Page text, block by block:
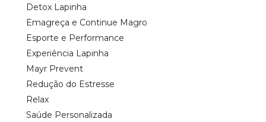
Detox Lapinha
Emagreça e Continue Magro
Esporte e Performance
Experiência Lapinha
Mayr Prevent
Redução do Estresse
Relax
Saúde Personalizada